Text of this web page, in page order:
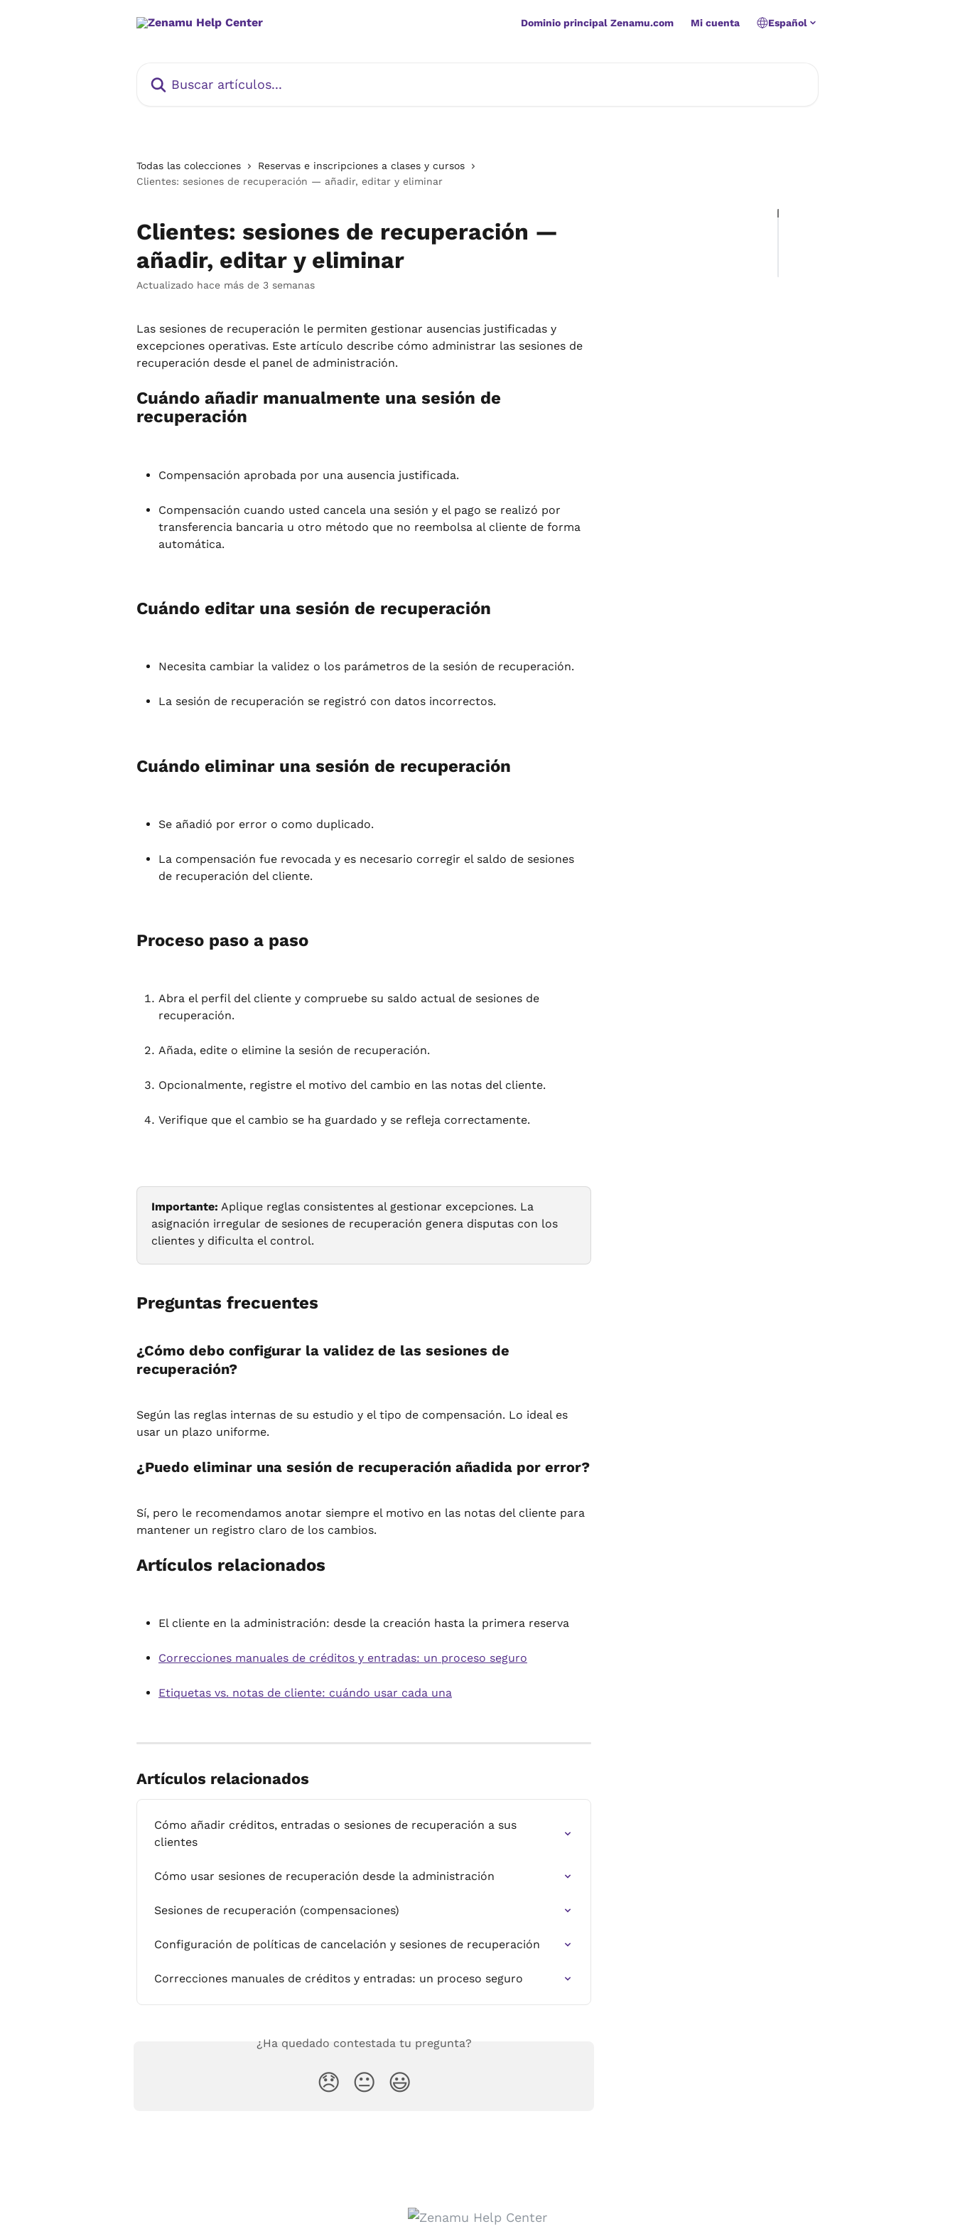
Dominio principal Zenamu.com Mi cuenta Español
Todas las colecciones
Reservas e inscripciones a clases y cursos
Clientes: sesiones de recuperación — añadir, editar y eliminar
Clientes: sesiones de recuperación —
añadir, editar y eliminar
Actualizado hace más de 3 semanas
Las sesiones de recuperación le permiten gestionar ausencias justificadas y
excepciones operativas. Este artículo describe cómo administrar las sesiones de
recuperación desde el panel de administración.
Cuándo añadir manualmente una sesión de
recuperación
Compensación aprobada por una ausencia justificada.
Compensación cuando usted cancela una sesión y el pago se realizó por
transferencia bancaria u otro método que no reembolsa al cliente de forma
automática.
Cuándo editar una sesión de recuperación
Necesita cambiar la validez o los parámetros de la sesión de recuperación.
La sesión de recuperación se registró con datos incorrectos.
Cuándo eliminar una sesión de recuperación
Se añadió por error o como duplicado.
La compensación fue revocada y es necesario corregir el saldo de sesiones
de recuperación del cliente.
Proceso paso a paso
Abra el perfil del cliente y compruebe su saldo actual de sesiones de
recuperación.
Añada, edite o elimine la sesión de recuperación.
Opcionalmente, registre el motivo del cambio en las notas del cliente.
Verifique que el cambio se ha guardado y se refleja correctamente.
Importante: Aplique reglas consistentes al gestionar excepciones. La
asignación irregular de sesiones de recuperación genera disputas con los
clientes y dificulta el control.
Preguntas frecuentes
¿Cómo debo configurar la validez de las sesiones de
recuperación?
Según las reglas internas de su estudio y el tipo de compensación. Lo ideal es
usar un plazo uniforme.
¿Puedo eliminar una sesión de recuperación añadida por error?
Sí, pero le recomendamos anotar siempre el motivo en las notas del cliente para
mantener un registro claro de los cambios.
Artículos relacionados
El cliente en la administración: desde la creación hasta la primera reserva
Correcciones manuales de créditos y entradas: un proceso seguro
Etiquetas vs. notas de cliente: cuándo usar cada una
Artículos relacionados
Cómo añadir créditos, entradas o sesiones de recuperación a sus
clientes
Cómo usar sesiones de recuperación desde la administración
Sesiones de recuperación (compensaciones)
Configuración de políticas de cancelación y sesiones de recuperación
Correcciones manuales de créditos y entradas: un proceso seguro
¿Ha quedado contestada tu pregunta?
😞 😐 😃